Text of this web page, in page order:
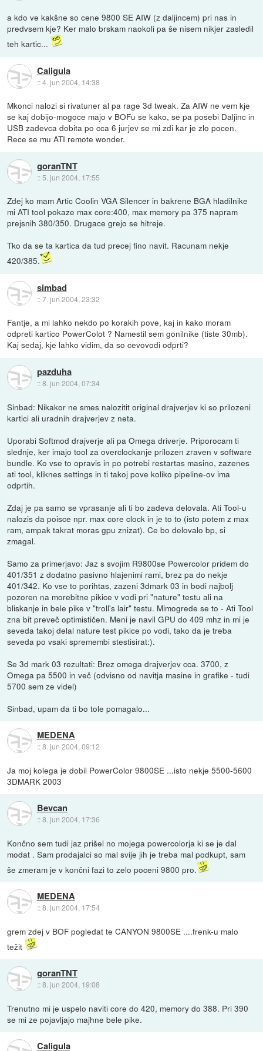
a kdo ve kakšne so cene 9800 SE AIW (z daljincem) pri nas in
predvsem kje? Ker malo brskam naokoli pa še nisem nikjer zasledil
teh kartic...
Caligula
::4. jun 2004, 14:38
Mkonci nalozi si rivatuner al pa rage 3d tweak. Za AIW ne vem kje
se kaj dobijo-mogoce majo v BOFu se kako, se pa posebi Daljinc in
USB zadevca dobita po cca 6 jurjev se mi zdi kar je zlo pocen.
Rece se mu ATI remote wonder.
goranTNT
:: 5. jun 2004, 17:55
Zdej ko mam Artic Coolin VGA Silencer in bakrene BGA hladilnike
mi ATI tool pokaze max core:400, max memory pa 375 napram
prejsnih 380/350. Drugace grejo se hitreje.
Tko da se ta kartica da tud precej fino navit. Racunam nekje
420/385.
simbad
::7. jun 2004, 23:32
Fantje, a mi lahko nekdo po korakih pove, kaj in kako moram
odpreti kartico PowerColot ? Namestil sem gonilnike (tiste 30mb).
Kaj sedaj, kje lahko vidim, da so cevovodi odprti?
pazduha
::8. jun 2004, 07:34
Sinbad: Nikakor ne smes nalozitit original drajverjev ki so prilozeni
kartici ali uradnih drajverjev z neta.
Uporabi Softmod drajverje ali pa Omega driverje. Priporocam ti
slednje, ker imajo tool za overclockanje prilozen zraven v software
bundle. Ko vse to opravis in po potrebi restartas masino, zazenes
ati tool, kliknes settings in ti takoj pove koliko pipeline-ov ima
odprtih.
Zdaj je pa samo se vprasanje ali ti bo zadeva delovala. Ati Tool-u
nalozis da poisce npr. max core clock in je to to (isto potem z max
ram, ampak takrat moras gpu znizat). Ce bo delovalo bp, si
zmagal.
Samo za primerjavo: Jaz s svojim R9800se Powercolor pridem do
401/351 z dodatno pasivno hlajenimi rami, brez pa do nekje
401/342. Ko vse to porihtas, zazeni 3dmark 03 in bodi najbolj
pozoren na morebitne pikice v vodi pri "nature" testu ali na
bliskanje in bele pike v "troll's lair" testu. Mimogrede se to - Ati Tool
zna bit preveč optimističen. Meni je navil GPU do 409 mhz in mi je
seveda takoj delal nature test pikice po vodi, tako da je treba
seveda po vsaki spremembi stestisirat:).
Se 3d mark 03 rezultati: Brez omega drajverjev cca. 3700, z
Omega pa 5500 in več (odvisno od navitja masine in grafike - tudi
5700 sem ze videl)
Sinbad, upam da ti bo tole pomagalo...
MEDENA
::8. jun 2004, 09:12
Ja moj kolega je dobil PowerColor 9800SE ...isto nekje 5500-5600
3DMARK 2003
Bevcan
::8. jun 2004, 17:36
Končno sem tudi jaz prišel no mojega powercolorja ki se je dal
modat . Sam prodajalci so mal svije jih je treba mal podkupt, sam
še zmeram je v končni fazi to zelo poceni 9800 pro.
MEDENA
::8. jun 2004, 17:54
grem zdej v BOF pogledat te CANYON 9800SE ....frenk-u malo
težit
goranTNT
::8. jun 2004, 19:08
Trenutno mi je uspelo naviti core do 420, memory do 388. Pri 390
se mi ze pojavljajo majhne bele pike.
Caligula